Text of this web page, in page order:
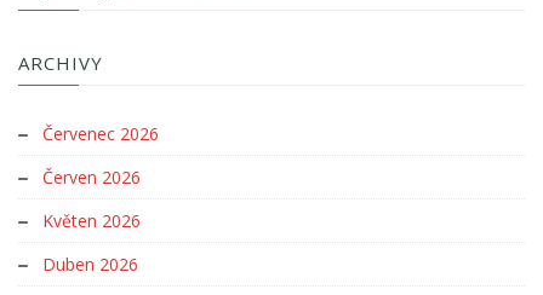
ARCHIVY
Červenec 2026
Červen 2026
Květen 2026
Duben 2026